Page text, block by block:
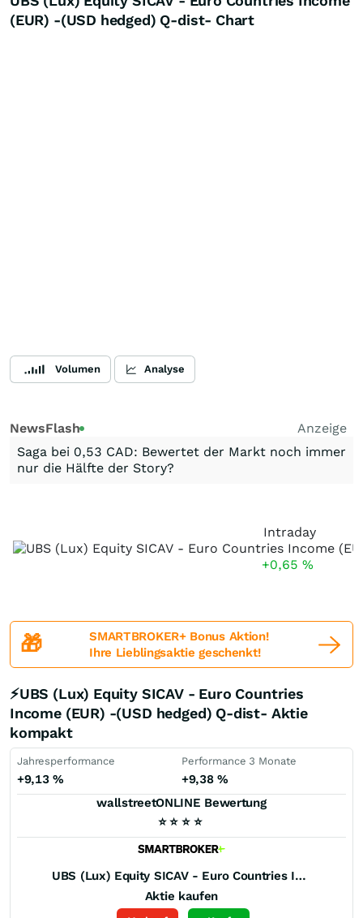
(EUR) -(USD hedged) Q-dist- Chart
Volumen Analyse
NewsFlash
Anzeige
Saga bei 0,53 CAD: Bewertet der Markt noch immer
nur die Hälfte der Story?
Intraday
+0,65 %
🎁
SMARTBROKER+ Bonus Aktion!
Ihre Lieblingsaktie geschenkt!
⚡UBS (Lux) Equity SICAV - Euro Countries
Income (EUR) -(USD hedged) Q-dist- Aktie
kompakt
Jahresperformance
+9,13%
Performance 3 Monate
+9,38%
wallstreetONLINE Bewertung
⭐ ⭐ ⭐ ⭐
UBS (Lux) Equity SICAV - Euro Countries Income (EUR) -(USD hedged) Q-dist-
Aktie kaufen